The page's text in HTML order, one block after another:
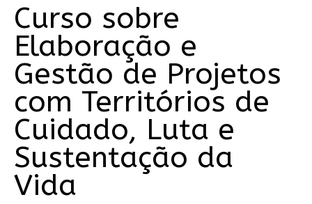
Curso sobre
Elaboração e
Gestão de Projetos
com Territórios de
Cuidado, Luta e
Sustentação da
Vida